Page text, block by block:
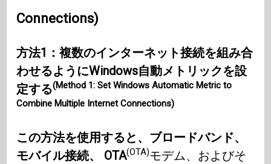
Connections)
方法1：複数のインターネット接続を組み合
わせるようにWindows自動メトリックを設
定する(Method 1: Set Windows Automatic Metric to
Combine Multiple Internet Connections)
この方法を使用すると、ブロードバンド、
モバイル接続、 OTA(OTA)モデム、およびそ